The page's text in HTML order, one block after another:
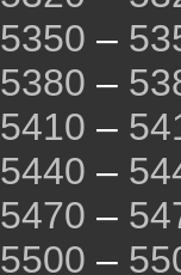
5350 –
5380 –
5410 –
5440 –
5470 –
5500 –